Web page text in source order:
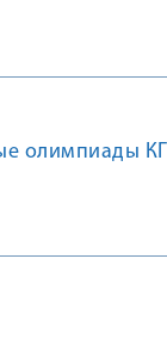
олимпиады